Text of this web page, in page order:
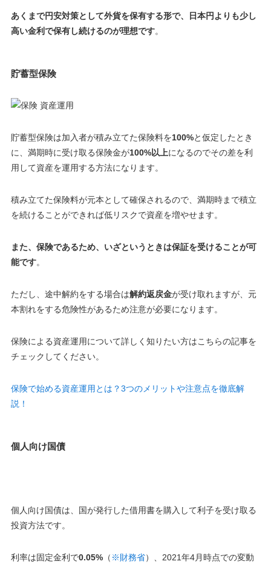
あくまで円安対策として外貨を保有する形で、日本円よりも少し
高い金利で保有し続けるのが理想です。
貯蓄型保険
貯蓄型保険は加入者が積み立てた保険料を100%と仮定したとき
に、満期時に受け取る保険金が100%以上になるのでその差を利
用して資産を運用する方法になります。
積み立てた保険料が元本として確保されるので、満期時まで積立
を続けることができれば低リスクで資産を増やせます。
また、保険であるため、いざというときは保証を受けることが可
能です。
ただし、途中解約をする場合は解約返戻金が受け取れますが、 元
本割れをする危険性があるため注意が必要になります。
保険による資産運用について詳しく知りたい方はこちらの記事を
チェックしてください。
保険で始める資産運用とは？3つのメリットや注意点を徹底解
説！
個人向け国債
個人向け国債は、国が発行した借用書を購入して利子を受け取る
投資方法です。
利率は固定金利で0.05%（ ※財務省）、2021年4月時点での変動